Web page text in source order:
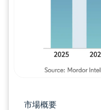
市場概要